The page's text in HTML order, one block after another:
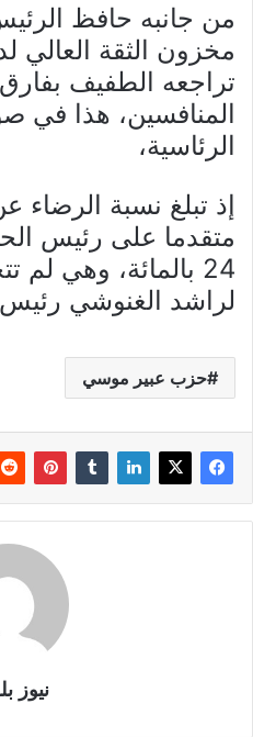
من جانبه حافظ
مخزون الثقة العالي
تراجعه الطفيف
المنافسين، هذا في
الرئاسية،
متقدما على رئيس
لراشد الغنوشي رئيس
حزب عبير موسي
نيوز